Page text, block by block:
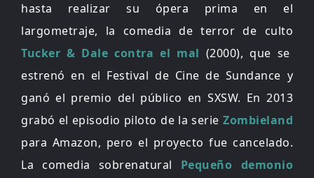
hasta realizar su ópera prima en el
largometraje, la comedia de terror de culto
Tucker & Dale contra el mal (2000), que se
estrenó en el Festival de Cine de Sundance y
ganó el premio del público en SXSW. En 2013
grabó el episodio piloto de la serie Zombieland
para Amazon, pero el proyecto fue cancelado.
La comedia sobrenatural Pequeño demonio